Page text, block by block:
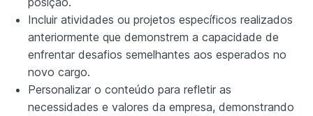
Incluir atividades ou projetos específicos realizados
anteriormente que demonstrem a capacidade de
enfrentar desafios semelhantes aos esperados no
novo cargo.
Personalizar o conteúdo para refletir as
necessidades e valores da empresa, demonstrando